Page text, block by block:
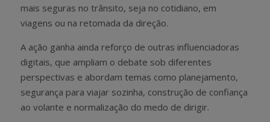
mais seguras no trânsito, seja no cotidiano, em
viagens ou na retomada da direção.
A ação ganha ainda reforço de outras influenciadoras
digitais, que ampliam o debate sob diferentes
perspectivas e abordam temas como planejamento,
segurança para viajar sozinha, construção de confiança
ao volante e normalização do medo de dirigir.